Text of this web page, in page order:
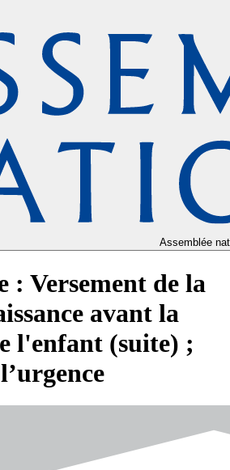
Assemblée
: Versement de la
avant la
l'enfant (suite) ;